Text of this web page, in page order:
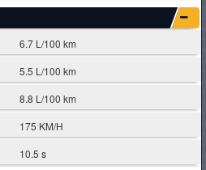
6.7 L/100 km
5.5 L/100 km
8.8 L/100 km
175 KM/H
10.5 s